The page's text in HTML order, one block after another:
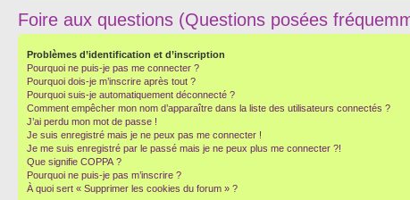
Foire aux questions (Questions posées
Problèmes d’identification et d’inscription
Pourquoi ne puis-je pas me connecter ?
Pourquoi dois-je m’inscrire après tout ?
Pourquoi suis-je automatiquement déconnecté ?
Comment empêcher mon nom d’apparaître dans la liste des utilisateurs connectés ?
J’ai perdu mon mot de passe !
Je suis enregistré mais je ne peux pas me connecter !
Je me suis enregistré par le passé mais je ne peux plus me connecter ?!
Que signifie COPPA ?
Pourquoi ne puis-je pas m’inscrire ?
À quoi sert « Supprimer les cookies du forum » ?